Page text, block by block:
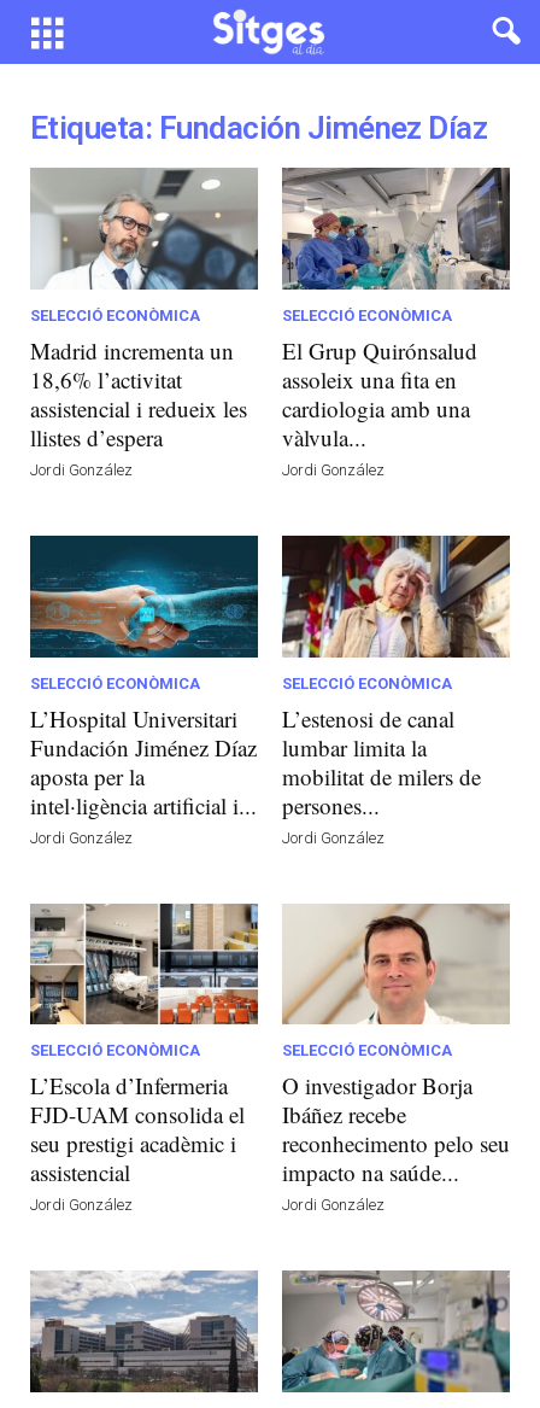
Etiqueta: Fundación Jiménez Díaz
SELECCIÓ ECONÒMICA
Madrid incrementa un
18,6% l’activitat
assistencial i redueix les
llistes d’espera
Jordi González
SELECCIÓ ECONÒMICA
El Grup Quirónsalud
assoleix una fita en
cardiologia amb una
vàlvula...
Jordi González
SELECCIÓ ECONÒMICA
L’Hospital Universitari
Fundación Jiménez Díaz
aposta per la
intel·ligència artificial i...
Jordi González
SELECCIÓ ECONÒMICA
L’estenosi de canal
lumbar limita la
mobilitat de milers de
persones...
Jordi González
SELECCIÓ ECONÒMICA
L’Escola d’Infermeria
FJD-UAM consolida el
seu prestigi acadèmic i
assistencial
Jordi González
SELECCIÓ ECONÒMICA
O investigador Borja
Ibáñez recebe
reconhecimento pelo seu
impacto na saúde...
Jordi González